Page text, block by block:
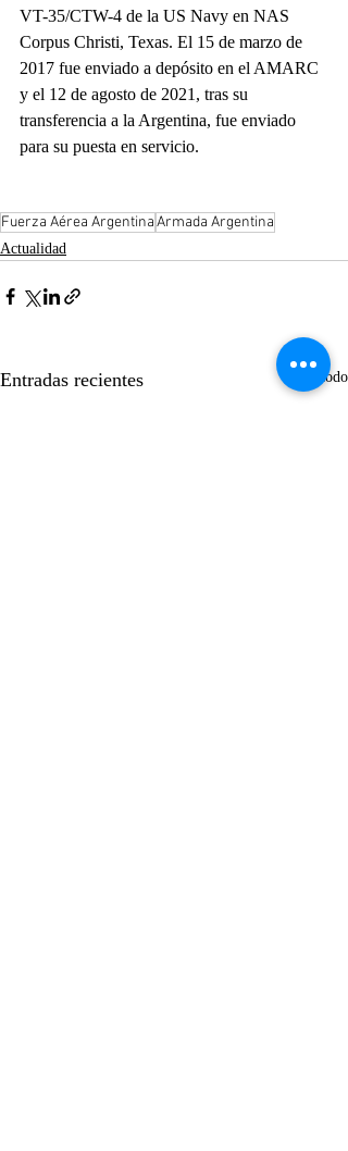
VT-35/CTW-4 de la US Navy en NAS
Corpus Christi, Texas. El 15 de marzo de
2017 fue enviado a depósito en el AMARC
y el 12 de agosto de 2021, tras su
transferencia a la Argentina, fue enviado
para su puesta en servicio.
Fuerza Aérea ArgentinaArmada Argentina
Actualidad
Entradas recientes Ver todo